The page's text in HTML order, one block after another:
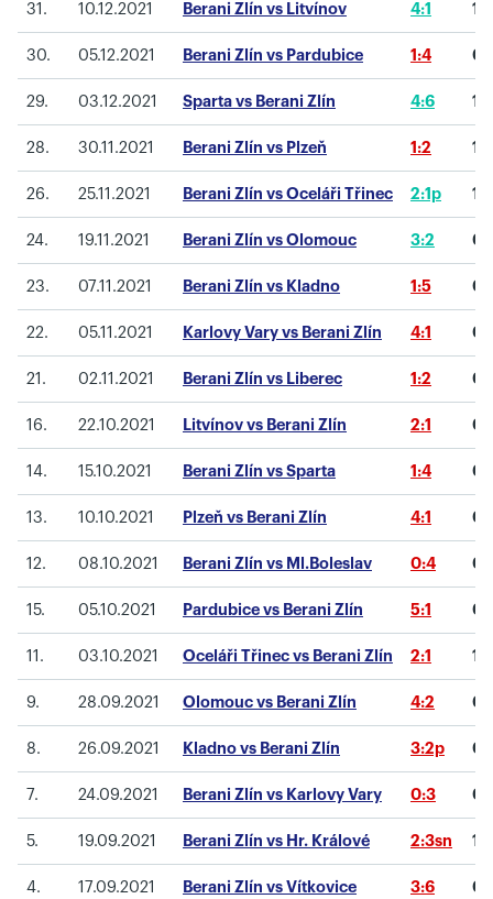
31. 10.12.2021 Berani Zlín vs Litvínov 4:1 1
30. 05.12.2021 Berani Zlín vs Pardubice 1:4 0
29. 03.12.2021 Sparta vs Berani Zlín 4:6 1
28. 30.11.2021 Berani Zlín vs Plzeň 1:2 1
26. 25.11.2021 Berani Zlín vs Oceláři Třinec 2:1p 1
24. 19.11.2021 Berani Zlín vs Olomouc 3:2 0
23. 07.11.2021 Berani Zlín vs Kladno 1:5 0
22. 05.11.2021 Karlovy Vary vs Berani Zlín 4:1 0
21. 02.11.2021 Berani Zlín vs Liberec 1:2 0
16. 22.10.2021 Litvínov vs Berani Zlín 2:1 0
14. 15.10.2021 Berani Zlín vs Sparta 1:4 0
13. 10.10.2021 Plzeň vs Berani Zlín 4:1 0
12. 08.10.2021 Berani Zlín vs Ml.Boleslav 0:4 0
15. 05.10.2021 Pardubice vs Berani Zlín 5:1 0
11. 03.10.2021 Oceláři Třinec vs Berani Zlín 2:1 1
9. 28.09.2021 Olomouc vs Berani Zlín 4:2 0
8. 26.09.2021 Kladno vs Berani Zlín 3:2p 0
7. 24.09.2021 Berani Zlín vs Karlovy Vary 0:3 0
5. 19.09.2021 Berani Zlín vs Hr. Králové 2:3sn 1
4. 17.09.2021 Berani Zlín vs Vítkovice 3:6 0